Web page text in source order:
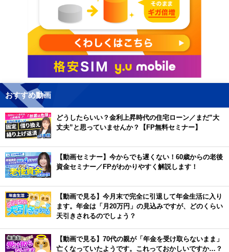
おすすめ動画
どうしたらいい？金利上昇時代の住宅ローン／まだ”大
丈夫”と思っていませんか？【FP無料セミナー】
【動画セミナー】今からでも遅くない！60歳からの老後
資金セミナー／FPがわかりやすく解説します！
【動画で見る】今月末で完全に引退して年金生活に入り
ます。年金は「月20万円」の見込みですが、どのくらい
天引きされるのでしょう？
【動画で見る】70代の親が「年金を受け取らないまま」
亡くなっていたようです。これっておかしいですか…？